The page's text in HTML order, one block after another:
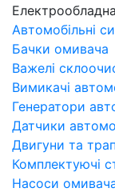
Автомобільні
Бачки омивача
Важелі
Вимикачі
Генератори
Датчики
Двигуни та
Комплектуючі
Насоси